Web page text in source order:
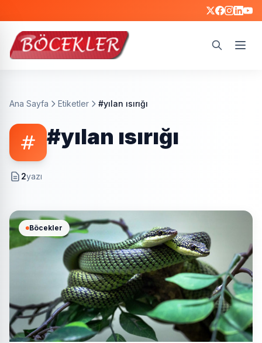
Ana Sayfa Etiketler #yılan ısırığı
#yılan ısırığı
2yazı
Böcekler